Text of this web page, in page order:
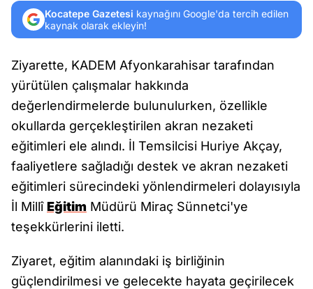
Kocatepe Gazetesi kaynağını Google'da tercih edilen
kaynak olarak ekleyin!
Ziyarette, KADEM Afyonkarahisar tarafından
yürütülen çalışmalar hakkında
değerlendirmelerde bulunulurken, özellikle
okullarda gerçekleştirilen akran nezaketi
eğitimleri ele alındı. İl Temsilcisi Huriye Akçay,
faaliyetlere sağladığı destek ve akran nezaketi
eğitimleri sürecindeki yönlendirmeleri dolayısıyla
İl MillîEğitim Müdürü Miraç Sünnetci'ye
teşekkürlerini iletti.
Ziyaret, eğitim alanındaki iş birliğinin
güçlendirilmesi ve gelecekte hayata geçirilecek